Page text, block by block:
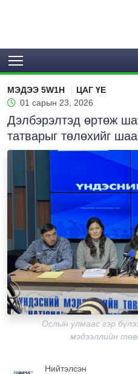
МЭДЭЭ 5W1H
ЦАГ ҮЕ
01 сарын 23, 2026
Дэлбэрэлтэд өртөж
татварыг төлөхийг
Ослын улмаас гэр
мэдээллийн
Нийтэлсэн